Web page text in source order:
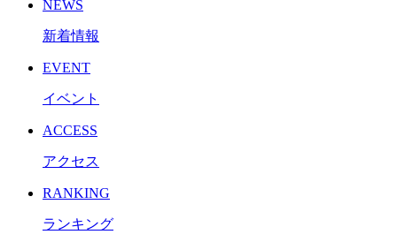
NEWS
新着情報
EVENT
イベント
ACCESS
アクセス
RANKING
ランキング